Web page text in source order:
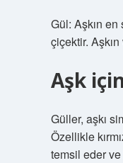
Gül: Aşkın
çiçektir.
Aşk
Güller, aşkı
Özellikle
temsil eder